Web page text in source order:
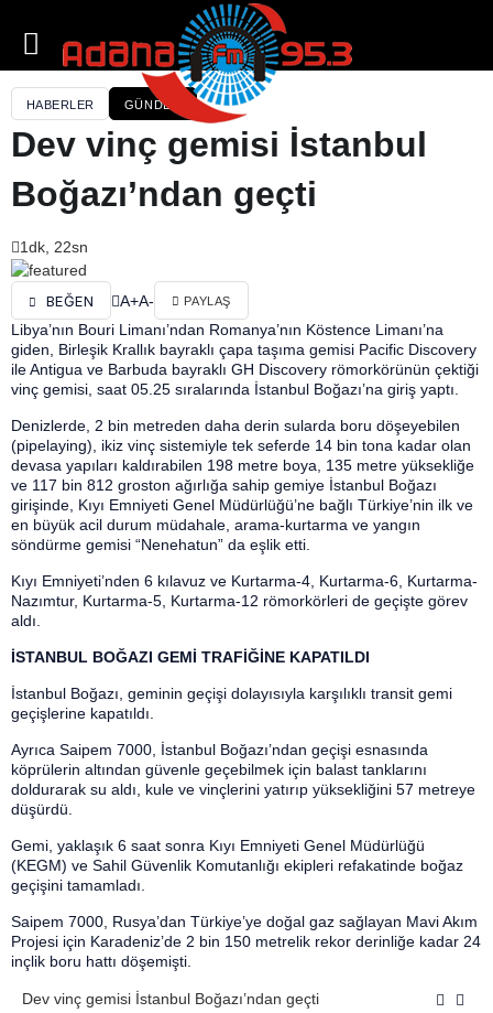
HABERLER GÜNDEM
Dev vinç gemisi İstanbul
Boğazı’ndan geçti
1dk, 22sn
BEĞEN A+A- PAYLAŞ
Libya’nın Bouri Limanı’ndan Romanya’nın Köstence Limanı’na
giden, Birleşik Krallık bayraklı çapa taşıma gemisi Pacific Discovery
ile Antigua ve Barbuda bayraklı GH Discovery römorkörünün çektiği
vinç gemisi, saat 05.25 sıralarında İstanbul Boğazı’na giriş yaptı.
Denizlerde, 2 bin metreden daha derin sularda boru döşeyebilen
(pipelaying), ikiz vinç sistemiyle tek seferde 14 bin tona kadar olan
devasa yapıları kaldırabilen 198 metre boya, 135 metre yüksekliğe
ve 117 bin 812 groston ağırlığa sahip gemiye İstanbul Boğazı
girişinde, Kıyı Emniyeti Genel Müdürlüğü’ne bağlı Türkiye’nin ilk ve
en büyük acil durum müdahale, arama-kurtarma ve yangın
söndürme gemisi “Nenehatun” da eşlik etti.
Kıyı Emniyeti’nden 6 kılavuz ve Kurtarma-4, Kurtarma-6, Kurtarma-
Nazımtur, Kurtarma-5, Kurtarma-12 römorkörleri de geçişte görev
aldı.
İSTANBUL BOĞAZI GEMİ TRAFİĞİNE KAPATILDI
İstanbul Boğazı, geminin geçişi dolayısıyla karşılıklı transit gemi
geçişlerine kapatıldı.
Ayrıca Saipem 7000, İstanbul Boğazı’ndan geçişi esnasında
köprülerin altından güvenle geçebilmek için balast tanklarını
doldurarak su aldı, kule ve vinçlerini yatırıp yüksekliğini 57 metreye
düşürdü.
Gemi, yaklaşık 6 saat sonra Kıyı Emniyeti Genel Müdürlüğü
(KEGM) ve Sahil Güvenlik Komutanlığı ekipleri refakatinde boğaz
geçişini tamamladı. ​​​​​​​
Saipem 7000, Rusya’dan Türkiye’ye doğal gaz sağlayan Mavi Akım
Projesi için Karadeniz’de 2 bin 150 metrelik rekor derinliğe kadar 24
inçlik boru hattı döşemişti.
Dev vinç gemisi İstanbul Boğazı’ndan geçti